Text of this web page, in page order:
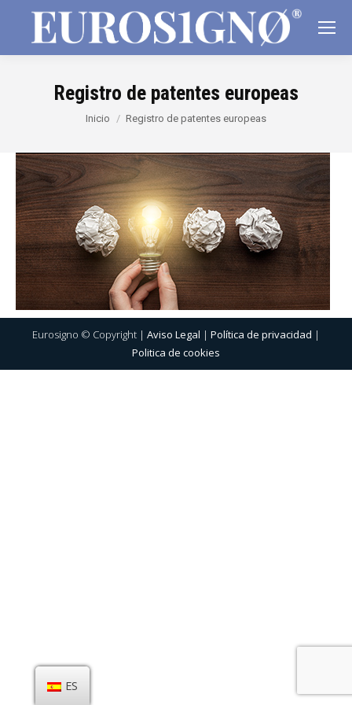
Registro de patentes europeas
Estás aquí:
Inicio Registro de patentes europeas
Eurosigno © Copyright | Aviso Legal | Política de privacidad |
Politica de cookies
ES